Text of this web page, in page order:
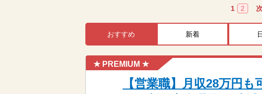
1
2
おすすめ 新着
★ PREMIUM ★
【営業職】月収28万円